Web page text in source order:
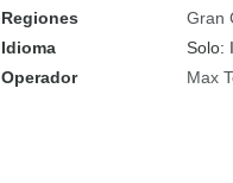
Regiones
Gran
Idioma
Solo:
Operador
Max